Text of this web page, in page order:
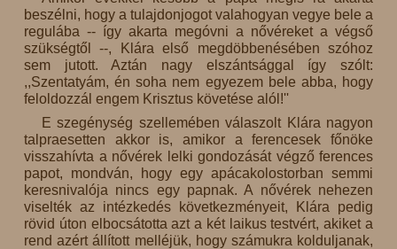
beszélni, hogy a tulajdonjogot valahogyan vegye bele a
regulába -- így akarta megóvni a nővéreket a végső
szükségtől --, Klára első megdöbbenésében szóhoz
sem jutott. Aztán nagy elszántsággal így szólt:
,,Szentatyám, én soha nem egyezem bele abba, hogy
feloldozzál engem Krisztus követése alól!''
E szegénység szellemében válaszolt Klára nagyon
talpraesetten akkor is, amikor a ferencesek főnöke
visszahívta a nővérek lelki gondozását végző ferences
papot, mondván, hogy egy apácakolostorban semmi
keresnivalója nincs egy papnak. A nővérek nehezen
viselték az intézkedés következményeit, Klára pedig
rövid úton elbocsátotta azt a két laikus testvért, akiket a
rend azért állított melléjük, hogy számukra kolduljanak,